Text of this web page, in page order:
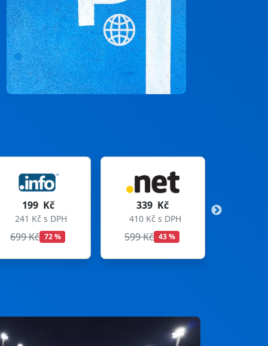
339 Kč
410 Kč s DPH
599 Kč
299 Kč
362 Kč s DPH
699 Kč